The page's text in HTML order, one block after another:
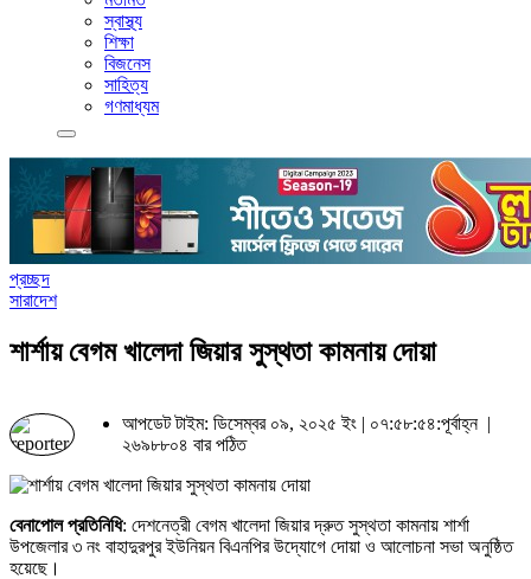
স্বাস্থ্য
শিক্ষা
বিজনেস
সাহিত্য
গণমাধ্যম
প্রচ্ছদ
সারাদেশ
শার্শায় বেগম খালেদা জিয়ার সুস্থতা কামনায় দোয়া
আপডেট টাইম: ডিসেম্বর ০৯, ২০২৫ ইং | ০৭:৫৮:৫৪:পূর্বাহ্ন |
২৬৯৮৮০৪ বার পঠিত
বেনাপোল প্রতিনিধি: দেশনেত্রী বেগম খালেদা জিয়ার দ্রুত সুস্থতা কামনায় শার্শা
উপজেলার ৩ নং বাহাদুরপুর ইউনিয়ন বিএনপির উদ্যোগে দোয়া ও আলোচনা সভা অনুষ্ঠিত
হয়েছে।